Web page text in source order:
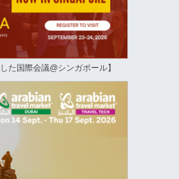
た国際会議@シンガポール】